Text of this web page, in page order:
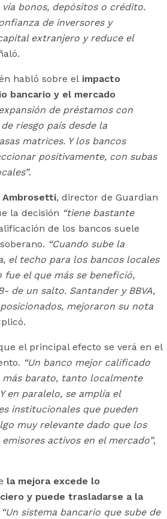
bonos, depósitos o crédito.
de inversores y
extranjero y reduce el
habló sobre el impacto
bancario y el mercado
de préstamos con
riesgo país desde la
matrices. Y los bancos
positivamente, con subas
.
Ambrosetti, director de Guardian
la decisión “tiene bastante
de los bancos suele
“Cuando sube la
el techo para los bancos locales
fue el que más se benefició,
de un salto. Santander y BBVA,
mejoraron su nota
el principal efecto se verá en el
“Un banco mejor calificado
más barato, tanto localmente
en paralelo, se amplía el
institucionales que pueden
muy relevante dado que los
activos en el mercado”,
la mejora excede lo
y puede trasladarse a la
“Un sistema bancario que sube de